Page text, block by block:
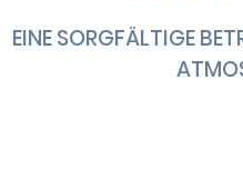
EINE SORGFÄLTIGE